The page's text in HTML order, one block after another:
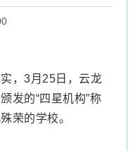
，3月25日，云龙
发的“四星机构”称
荣的学校。